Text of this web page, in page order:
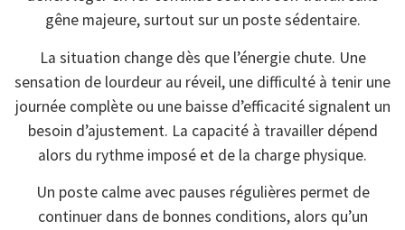
gêne majeure, surtout sur un poste sédentaire.
La situation change dès que l’énergie chute. Une
sensation de lourdeur au réveil, une difficulté à tenir une
journée complète ou une baisse d’efficacité signalent un
besoin d’ajustement. La capacité à travailler dépend
alors du rythme imposé et de la charge physique.
Un poste calme avec pauses régulières permet de
continuer dans de bonnes conditions, alors qu’un